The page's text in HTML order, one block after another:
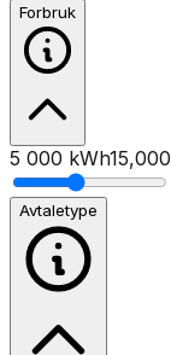
Forbruk
5 000 kWh15,000
Avtaletype